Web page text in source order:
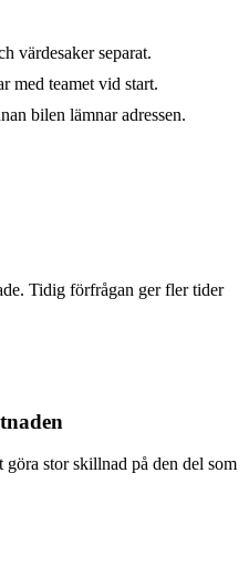
värdesaker separat.
med teamet vid start.
bilen lämnar adressen.
Tidig förfrågan ger fler tider
göra stor skillnad på den del som